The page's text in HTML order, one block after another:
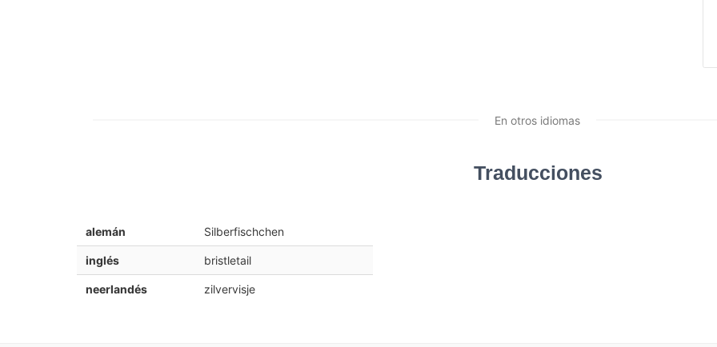
En otros idiomas
Traducciones
alemán Silberfischchen
inglés bristletail
neerlandés zilvervisje